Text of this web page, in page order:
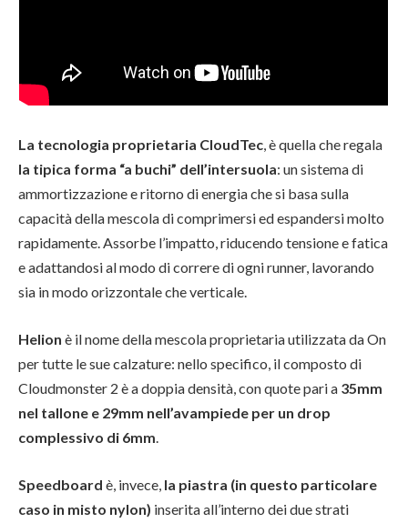
La tecnologia proprietaria CloudTec, è quella che regala
la tipica forma “a buchi” dell’intersuola: un sistema di
ammortizzazione e ritorno di energia che si basa sulla
capacità della mescola di comprimersi ed espandersi molto
rapidamente. Assorbe l’impatto, riducendo tensione e fatica
e adattandosi al modo di correre di ogni runner, lavorando
sia in modo orizzontale che verticale.
Helion è il nome della mescola proprietaria utilizzata da On
per tutte le sue calzature: nello specifico, il composto di
Cloudmonster 2 è a doppia densità, con quote pari a 35mm
nel tallone e 29mm nell’avampiede per un drop
complessivo di 6mm.
Speedboard è, invece, la piastra (in questo particolare
caso in misto nylon) inserita all’interno dei due strati